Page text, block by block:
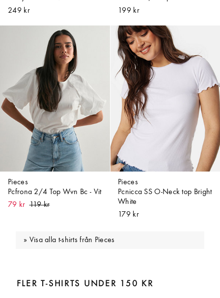
249 kr
199 kr
Pieces
Pcfrona 2/4 Top Wvn Bc - Vit
79 kr
Pieces
Pcnicca SS O-Neck top Bright
White
179 kr
Visa alla t-shirts från Pieces
FLER T-SHIRTS UNDER 150 KR